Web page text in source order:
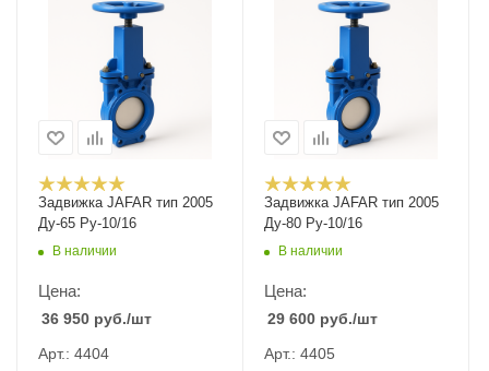
Задвижка JAFAR тип 2005
Ду-65 Ру-10/16
В наличии
Цена:
36 950 руб./шт
Арт.: 4404
Задвижка JAFAR тип 2005
Ду-80 Ру-10/16
В наличии
Цена:
29 600 руб./шт
Арт.: 4405